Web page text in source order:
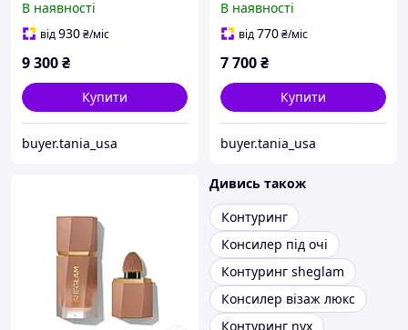
В наявності
від930₴/міс
9 300₴
Купити
buyer.tania_usa
В наявності
від770₴/міс
7 700₴
Купити
buyer.tania_usa
Дивись також
Контуринг
Консилер під очі
Контуринг sheglam
Консилер візаж люкс
Контуринг nyx